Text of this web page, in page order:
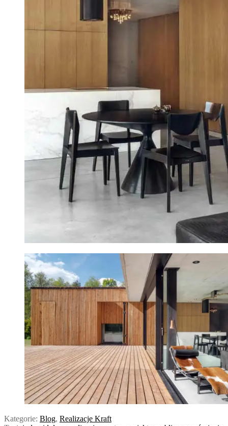
Kategorie: Blog, Realizacje Kraft